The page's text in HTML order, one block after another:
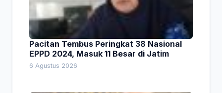
Pacitan Tembus Peringkat 38 Nasional
EPPD 2024, Masuk 11 Besar di Jatim
6 Agustus 2026